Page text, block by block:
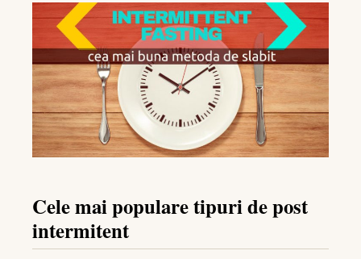
Cele mai populare tipuri de post
intermitent